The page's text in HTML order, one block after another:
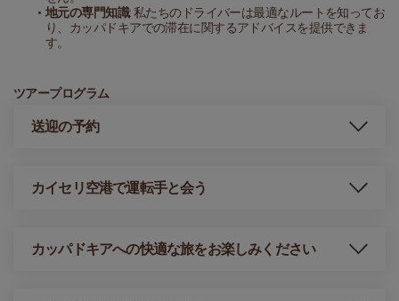
地元の専門知識: 私たちのドライバーは最適なルートを知ってお
り、カッパドキアでの滞在に関するアドバイスを提供できま
す。
ツアープログラム
送迎の予約
カイセリ空港で運転手と会う
カッパドキアへの快適な旅をお楽しみください